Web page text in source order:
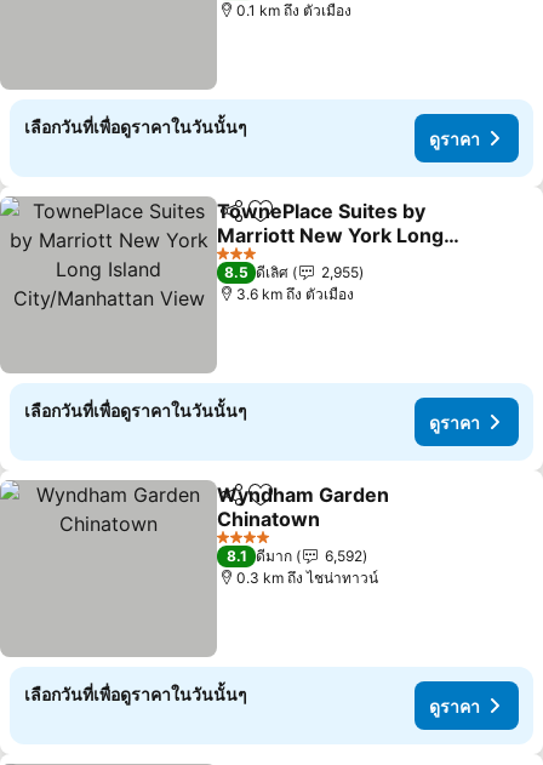
0.1 km ถึง ตัวเมือง
เลือกวันที่เพื่อดูราคาในวันนั้นๆ
ดูราคา
แชร์ เพิ่มในรายการโปรด
TownePlace Suites by
Marriott New York Long
Island City/Manhattan
View
ดูราคา
3 ดาว
8.5 ดีเลิศ
2,955
3.6 km ถึง ตัวเมือง
เลือกวันที่เพื่อดูราคาในวันนั้นๆ
ดูราคา
แชร์ เพิ่มในรายการโปรด
Wyndham Garden
Chinatown
ดูราคา
4 ดาว
8.1 ดีมาก
6,592
0.3 km ถึง ไชน่าทาวน์
เลือกวันที่เพื่อดูราคาในวันนั้นๆ
ดูราคา